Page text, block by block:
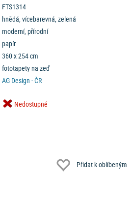
FTS1314
hnědá, vícebarevná, zelená
moderní, přírodní
papír
360 x 254 cm
fototapety na zeď
AG Design - ČR
Nedostupné
Přidat k oblíbeným